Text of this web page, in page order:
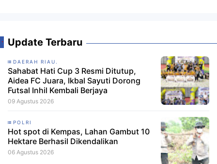
Update Terbaru
DAERAH RIAU.
Sahabat Hati Cup 3 Resmi Ditutup,
Aidea FC Juara, Ikbal Sayuti Dorong
Futsal Inhil Kembali Berjaya
09 Agustus 2026
POLRI
Hot spot di Kempas, Lahan Gambut 10
Hektare Berhasil Dikendalikan
06 Agustus 2026